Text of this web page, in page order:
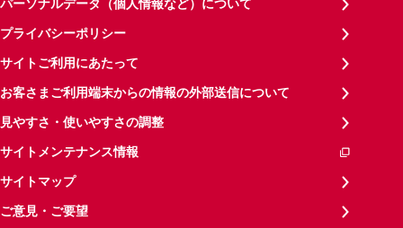
パーソナルデータ（個人情報など）について
プライバシーポリシー
サイトご利用にあたって
お客さまご利用端末からの情報の外部送信について
見やすさ・使いやすさの調整
サイトメンテナンス情報
サイトマップ
ご意見・ご要望